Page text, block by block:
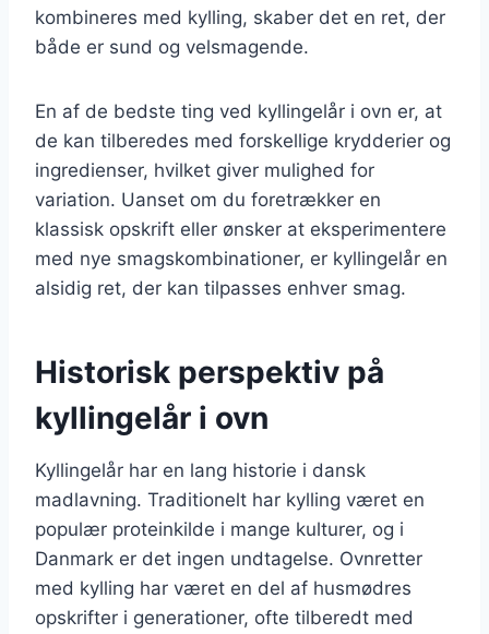
kombineres med kylling, skaber det en ret, der
både er sund og velsmagende.
En af de bedste ting ved kyllingelår i ovn er, at
de kan tilberedes med forskellige krydderier og
ingredienser, hvilket giver mulighed for
variation. Uanset om du foretrækker en
klassisk opskrift eller ønsker at eksperimentere
med nye smagskombinationer, er kyllingelår en
alsidig ret, der kan tilpasses enhver smag.
Historisk perspektiv på
kyllingelår i ovn
Kyllingelår har en lang historie i dansk
madlavning. Traditionelt har kylling været en
populær proteinkilde i mange kulturer, og i
Danmark er det ingen undtagelse. Ovnretter
med kylling har været en del af husmødres
opskrifter i generationer, ofte tilberedt med